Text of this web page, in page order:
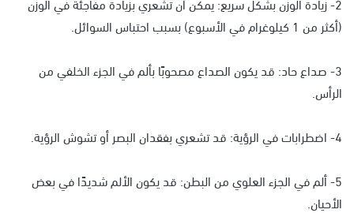
(أكثر من 1 كيلوغرام في الأسبوع) بسبب احتباس السوائل.
3- صداع حاد: قد يكون الصداع مصحوبًا بألم في الجزء الخلفي من
الرأس.
4- اضطرابات في الرؤية: قد تشعري بفقدان البصر أو تشوش الرؤية.
5- ألم في الجزء العلوي من البطن: قد يكون الألم شديدًا في بعض
الأحيان.